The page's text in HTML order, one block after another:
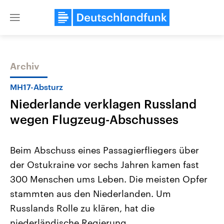
Close
Themen
Landtagswahl Sachsen-Anhalt
2026
Alle Informationen
Sachsen-Anhalt wählt am 6.
September 2026 einen neuen
Landtag. Seit 2021 wird das
Bundesland von einer Koalition aus
USA
Aktuelle Beiträge,
Hintergründe
Wirtschaftlich und
gehören die Vereinigten
den mächtigsten Ländern
Archiv
MH17-Absturz
Niederlande verklagen Russland
wegen Flugzeug-Abschusses
Beim Abschuss eines Passagierfliegers über
der Ostukraine vor sechs Jahren kamen fast
300 Menschen ums Leben. Die meisten Opfer
stammten aus den Niederlanden. Um
Russlands Rolle zu klären, hat die